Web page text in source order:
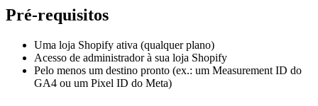
Pré-requisitos
Uma loja Shopify ativa (qualquer plano)
Acesso de administrador à sua loja Shopify
Pelo menos um destino pronto (ex.: um Measurement ID do
GA4 ou um Pixel ID do Meta)